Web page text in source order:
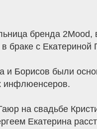
бренда
браке с
и Борисов были
инфлюенсеров.
на свадьбе
Екатерина